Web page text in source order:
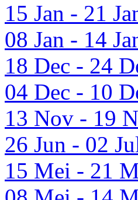
15 Jan - 21
08 Jan - 14
18 Dec - 24
04 Dec - 10
13 Nov - 19
26 Jun - 02
15 Mei - 21